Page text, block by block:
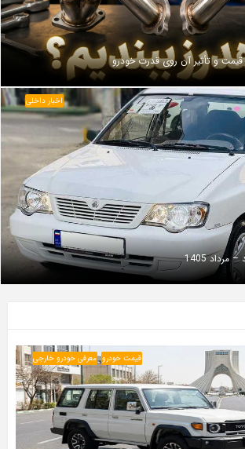
و تأثیر آن روی قدرت خودرو
1405
اخبار داخلی
قیمت خودرو معرفی خودرو خارجی